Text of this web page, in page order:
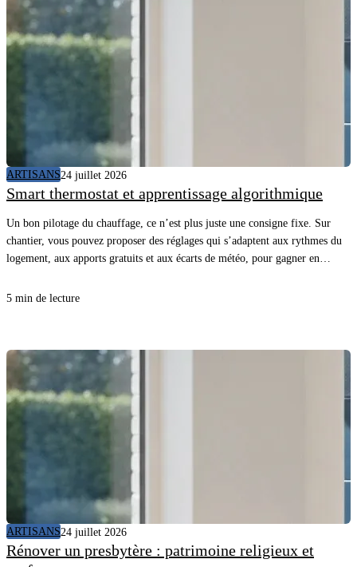
ARTISANS24 juillet 2026
Smart thermostat et apprentissage algorithmique
Un bon pilotage du chauffage, ce n’est plus juste une consigne fixe. Sur
chantier, vous pouvez proposer des réglages qui s’adaptent aux rythmes du
logement, aux apports gratuits et aux écarts de météo, pour gagner en
et quelles données il utilise, vous évitez les promesses floues, vous posez les
5 min de lecture
ARTISANS24 juillet 2026
Rénover un presbytère : patrimoine religieux et